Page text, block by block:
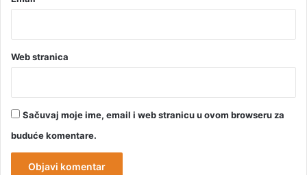
Web stranica
Sačuvaj moje ime, email i web stranicu u ovom browseru za
buduće komentare.